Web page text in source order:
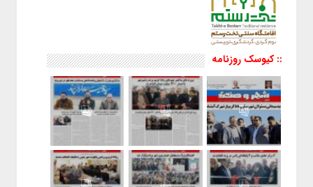
:: کیوسک روزنامه